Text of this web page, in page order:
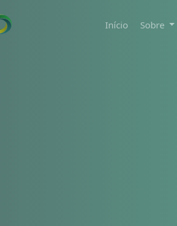
Início Sobre